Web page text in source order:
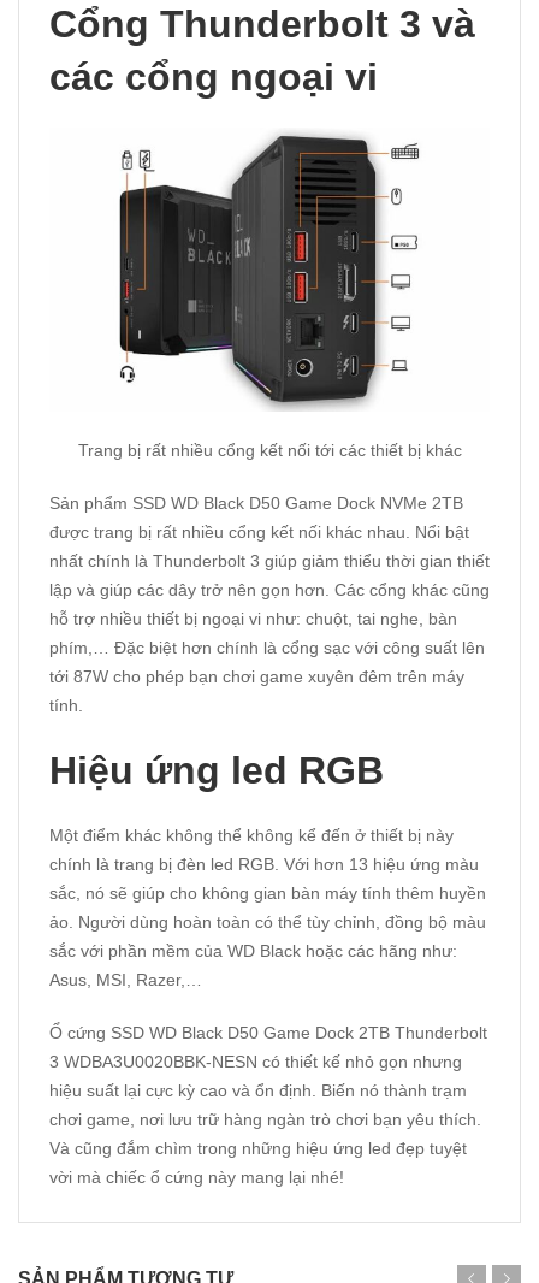
Cổng Thunderbolt 3 và
các cổng ngoại vi
Trang bị rất nhiều cổng kết nối tới các thiết bị khác
Sản phẩm SSD WD Black D50 Game Dock NVMe 2TB
được trang bị rất nhiều cổng kết nối khác nhau. Nổi bật
nhất chính là Thunderbolt 3 giúp giảm thiểu thời gian thiết
lập và giúp các dây trở nên gọn hơn. Các cổng khác cũng
hỗ trợ nhiều thiết bị ngoại vi như: chuột, tai nghe, bàn
phím,… Đặc biệt hơn chính là cổng sạc với công suất lên
tới 87W cho phép bạn chơi game xuyên đêm trên máy
tính.
Hiệu ứng led RGB
Một điểm khác không thể không kể đến ở thiết bị này
chính là trang bị đèn led RGB. Với hơn 13 hiệu ứng màu
sắc, nó sẽ giúp cho không gian bàn máy tính thêm huyền
ảo. Người dùng hoàn toàn có thể tùy chỉnh, đồng bộ màu
sắc với phần mềm của WD Black hoặc các hãng như:
Asus, MSI, Razer,…
Ổ cứng SSD WD Black D50 Game Dock 2TB Thunderbolt
3 WDBA3U0020BBK-NESN có thiết kế nhỏ gọn nhưng
hiệu suất lại cực kỳ cao và ổn định. Biến nó thành trạm
chơi game, nơi lưu trữ hàng ngàn trò chơi bạn yêu thích.
Và cũng đắm chìm trong những hiệu ứng led đẹp tuyệt
vời mà chiếc ổ cứng này mang lại nhé!
SẢN PHẨM TƯƠNG TỰ